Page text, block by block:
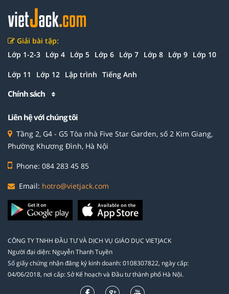
Giải bài tập:
Lớp 1-2-3 Lớp 4 Lớp 5 Lớp 6 Lớp 7 Lớp 8 Lớp 9 Lớp 10
Lớp 11 Lớp 12 Lập trình Tiếng Anh
Chính sách
Liên hệ với chúng tôi
Tầng 2, G4 - G5 Tòa nhà Five Star Garden, số 2 Kim Giang,
Phường Khương Đình, Hà Nội
Phone: 084 283 45 85
Email: hotro@vietjack.com
CÔNG TY TNHH ĐẦU TƯ VÀ DỊCH VỤ GIÁO DỤC VIETJACK
Người đại diện: Nguyễn Thanh Tuyền
Số giấy chứng nhận đăng ký kinh doanh: 0108307822, ngày cấp:
04/06/2018, nơi cấp: Sở Kế hoạch và Đầu tư thành phố Hà Nội.